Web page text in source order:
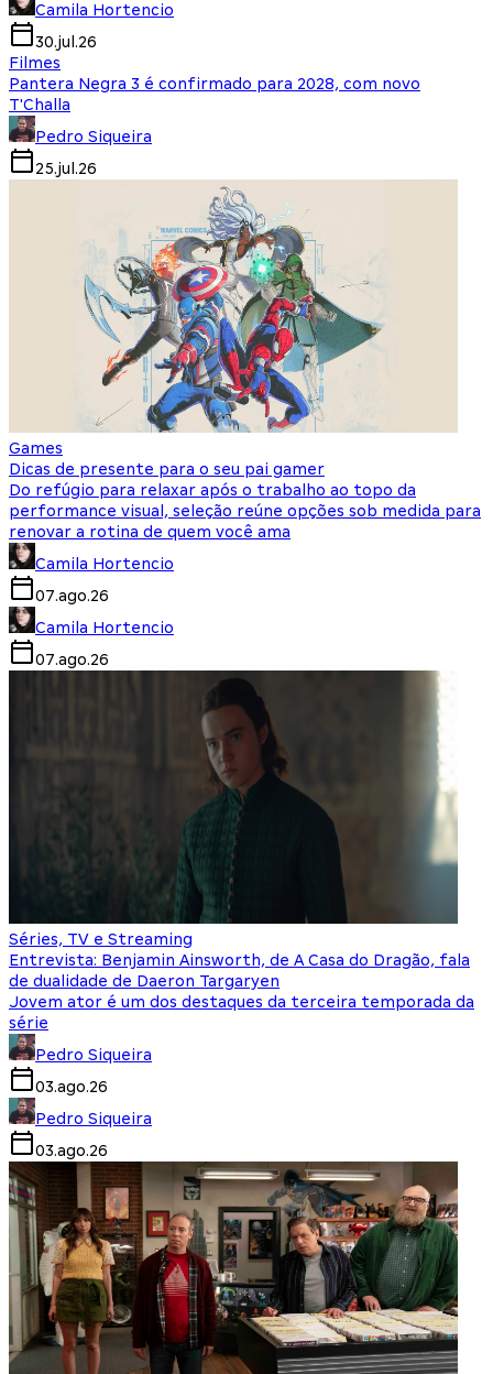
Camila Hortencio
30.jul.26
Filmes
Pantera Negra 3 é confirmado para 2028, com novo
T'Challa
Pedro Siqueira
25.jul.26
Games
Dicas de presente para o seu pai gamer
Do refúgio para relaxar após o trabalho ao topo da
performance visual, seleção reúne opções sob medida para
renovar a rotina de quem você ama
Camila Hortencio
07.ago.26
Camila Hortencio
07.ago.26
Séries, TV e Streaming
Entrevista: Benjamin Ainsworth, de A Casa do Dragão, fala
de dualidade de Daeron Targaryen
Jovem ator é um dos destaques da terceira temporada da
série
Pedro Siqueira
03.ago.26
Pedro Siqueira
03.ago.26